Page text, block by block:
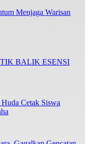
Menjaga Warisan
BALIK ESENSI
Cetak Siswa